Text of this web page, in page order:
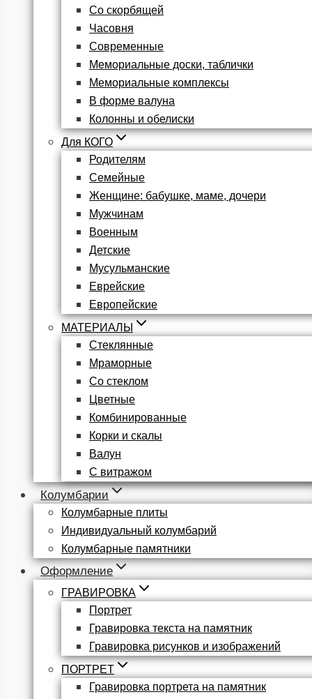
Со скорбящей
Часовня
Современные
Мемориальные доски, таблички
Мемориальные комплексы
В форме валуна
Колонны и обелиски
Для КОГО
Родителям
Семейные
Женщине: бабушке, маме, дочери
Мужчинам
Военным
Детские
Мусульманские
Еврейские
Европейские
МАТЕРИАЛЫ
Стеклянные
Мраморные
Со стеклом
Цветные
Комбинированные
Корки и скалы
Валун
С витражом
Колумбарии
Колумбарные плиты
Индивидуальный колумбарий
Колумбарные памятники
Оформление
ГРАВИРОВКА
Портрет
Гравировка текста на памятник
Гравировка рисунков и изображений
ПОРТРЕТ
Гравировка портрета на памятник